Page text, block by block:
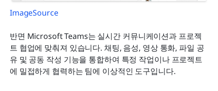
ImageSource
반면 Microsoft Teams는 실시간 커뮤니케이션과 프로젝
트 협업에 맞춰져 있습니다. 채팅, 음성, 영상 통화, 파일 공
유 및 공동 작성 기능을 통합하여 특정 작업이나 프로젝트
에 밀접하게 협력하는 팀에 이상적인 도구입니다.